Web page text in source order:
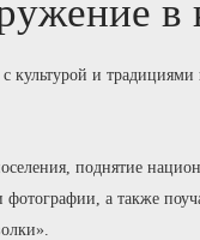
в
и традициями
поднятие
а также